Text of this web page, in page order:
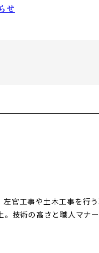
せ
官工事や土木工事を行
技術の高さと職人マナ